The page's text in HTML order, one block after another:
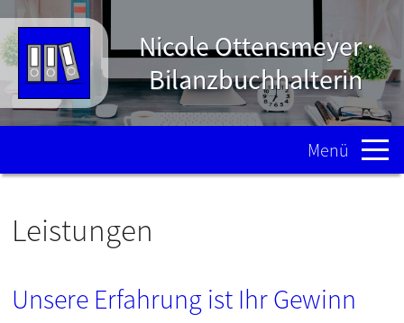
Nicole Ottensmeyer ·
Bilanzbuchhalterin
Menü
Leistungen
Unsere Erfahrung ist Ihr Gewinn